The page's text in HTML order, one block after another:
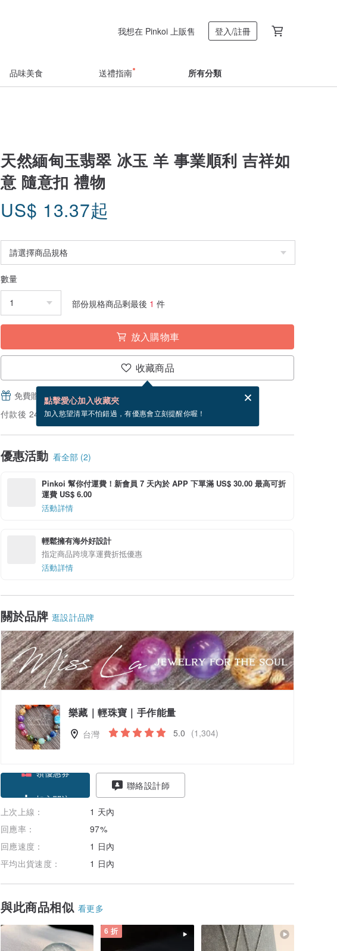
我想在 Pinkoi 上販售 登入/註冊
品味美食 送禮指南 所有分類
天然緬甸玉翡翠 冰玉 羊 事業順利 吉祥如
意 隨意扣 禮物
US$ 13.37起
數量
部份規格商品剩最後 1 件
放入購物車
收藏商品
點擊愛心加入收藏夾
加入慾望清單不怕錯過，有優惠會立刻提醒你喔！
免費贈送電子賀卡，結帳完成後填寫
付款後 24 小時內出貨。（不包含週五到週日）
優惠活動 看全部 (2)
Pinkoi 幫你付運費！新會員 7 天內於 APP 下單滿 US$ 30.00 最高可折
運費 US$ 6.00
活動詳情
輕鬆擁有海外好設計
指定商品跨境享運費折抵優惠
活動詳情
關於品牌 逛設計品牌
樂藏｜輕珠寶｜手作能量
台灣 5.0 (1,304)
加入關注
聯絡設計師
上次上線：
1 天內
回應率：
97%
回應速度：
1 日內
平均出貨速度：
1 日內
與此商品相似 看更多
6 折